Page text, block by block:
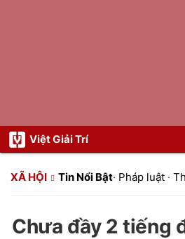
Việt Giải Trí
XÃ HỘI Tin Nổi Bật· Pháp luật ·
Chưa đầy 2 tiếng